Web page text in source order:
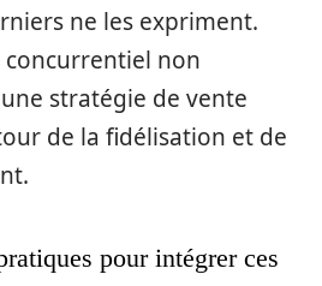
ne les expriment.
concurrentiel non
stratégie de vente
de la fidélisation et de
pour intégrer ces